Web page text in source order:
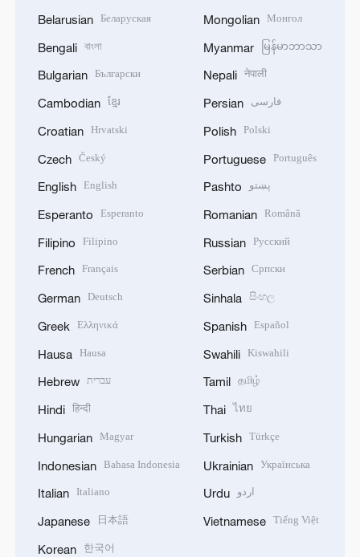
Belarusian Беларуская
Bengali বাংলা
Bulgarian Български
Cambodian ខ្មែរ
Croatian Hrvatski
Czech Český
English English
Esperanto Esperanto
Filipino Filipino
French Français
German Deutsch
Greek Ελληνικά
Hausa Hausa
Hebrew עברית
Hindi हिन्दी
Hungarian Magyar
Indonesian Bahasa Indonesia
Italian Italiano
Japanese 日本語
Korean 한국어
Mongolian Монгол
Myanmar မြန်မာဘာသာ
Nepali नेपाली
Persian فارسی
Polish Polski
Portuguese Português
Pashto پښتو
Romanian Română
Russian Русский
Serbian Српски
Sinhala සිංහල
Spanish Español
Swahili Kiswahili
Tamil தமிழ்
Thai ไทย
Turkish Türkçe
Ukrainian Українська
Urdu اردو
Vietnamese Tiếng Việt